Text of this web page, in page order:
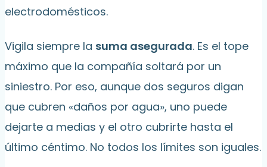
electrodomésticos.
Vigila siempre la suma asegurada. Es el tope
máximo que la compañía soltará por un
siniestro. Por eso, aunque dos seguros digan
que cubren «daños por agua», uno puede
dejarte a medias y el otro cubrirte hasta el
último céntimo. No todos los límites son iguales.